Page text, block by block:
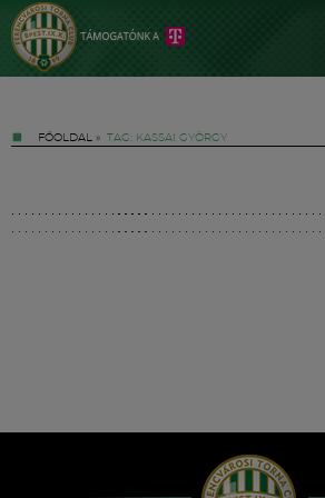
FŐOLDAL » TAG: KASSAI GYÖRGY
Hírek